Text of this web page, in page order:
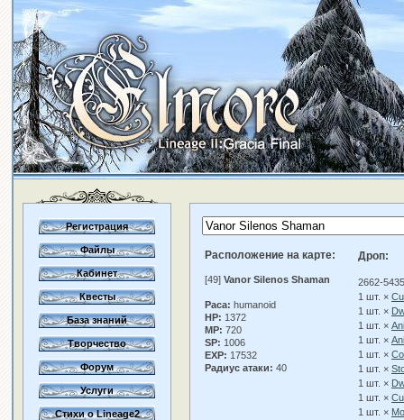
Регистрация
Файлы
Кабинет
Квесты
База знаний
Творчество
Форум
Услуги
Стихи о Lineage2
Расположение на карте:
[49] Vanor Silenos Shaman
Раса: humanoid
HP: 1372
MP: 720
SP: 1006
EXP: 17532
Радиус атаки: 40
Дроп:
2662-
1 шт. ×
1 шт. ×
1 шт. ×
1 шт. ×
1 шт. ×
1 шт. ×
1 шт. ×
1 шт. ×
1 шт. ×